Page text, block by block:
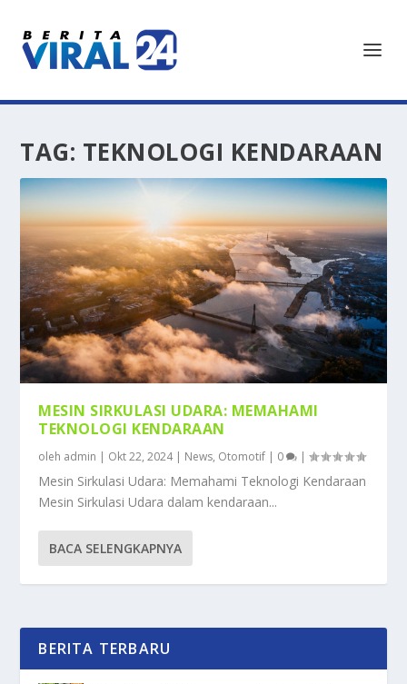
TAG: TEKNOLOGI KENDARAAN
MESIN SIRKULASI UDARA: MEMAHAMI
TEKNOLOGI KENDARAAN
oleh admin Okt 22, 2024| News, Otomotif 0 |
Mesin Sirkulasi Udara: Memahami Teknologi Kendaraan
Mesin Sirkulasi Udara dalam kendaraan...
BACA SELENGKAPNYA
BERITA TERBARU